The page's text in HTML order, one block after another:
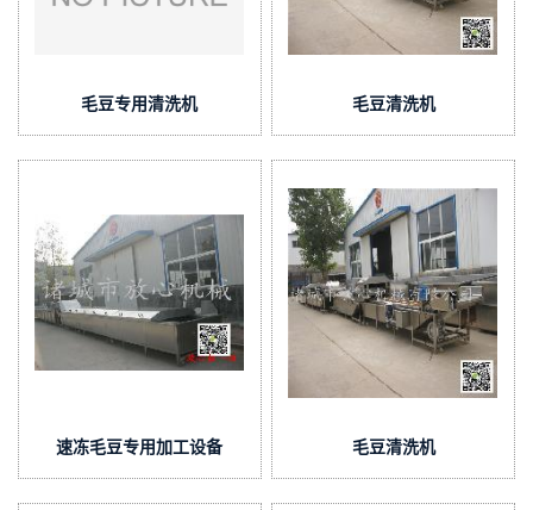
毛豆专用清洗机 毛豆清洗机
速冻毛豆专用加工设备 毛豆清洗机